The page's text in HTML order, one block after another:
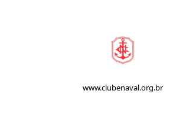
www.clubenaval.org.br